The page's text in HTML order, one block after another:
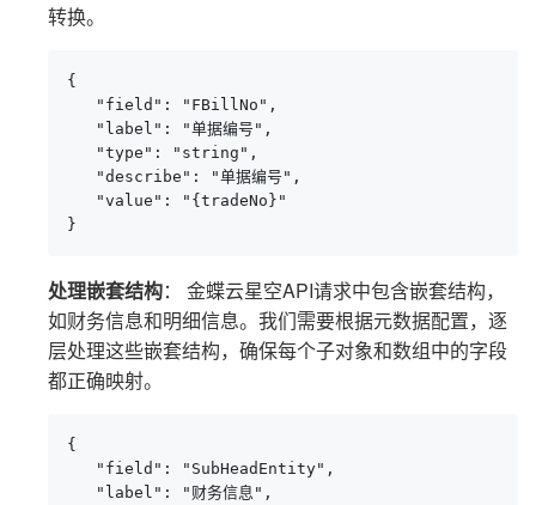
转换。
{
   "field": "FBillNo",
   "label": "单据编号",
   "type": "string",
   "describe": "单据编号",
   "value": "{tradeNo}"
}
处理嵌套结构： 金蝶云星空API请求中包含嵌套结构，
如财务信息和明细信息。我们需要根据元数据配置，逐
层处理这些嵌套结构，确保每个子对象和数组中的字段
都正确映射。
{
   "field": "SubHeadEntity",
   "label": "财务信息",